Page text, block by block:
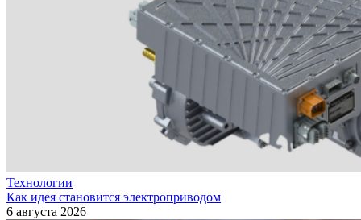
Технологии
Как идея становится электроприводом
6 августа 2026